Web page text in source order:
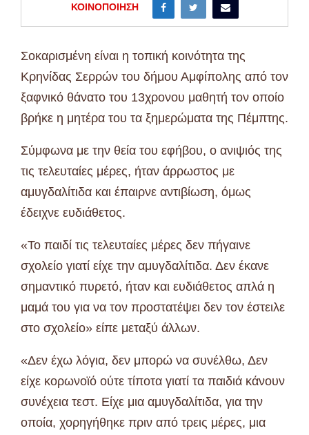
ΚΟΙΝΟΠΟΊΗΣΗ
Σοκαρισμένη είναι η τοπική κοινότητα της
Κρηνίδας Σερρών του δήμου Αμφίπολης από τον
ξαφνικό θάνατο του 13χρονου μαθητή τον οποίο
βρήκε η μητέρα του τα ξημερώματα της Πέμπτης.
Σύμφωνα με την θεία του εφήβου, ο ανιψιός της
τις τελευταίες μέρες, ήταν άρρωστος με
αμυγδαλίτιδα και έπαιρνε αντιβίωση, όμως
έδειχνε ευδιάθετος.
«Το παιδί τις τελευταίες μέρες δεν πήγαινε
σχολείο γιατί είχε την αμυγδαλίτιδα. Δεν έκανε
σημαντικό πυρετό, ήταν και ευδιάθετος απλά η
μαμά του για να τον προστατέψει δεν τον έστειλε
στο σχολείο» είπε μεταξύ άλλων.
«Δεν έχω λόγια, δεν μπορώ να συνέλθω, Δεν
είχε κορωνoϊό ούτε τίποτα γιατί τα παιδιά κάνουν
συνέχεια τεστ. Είχε μια αμυγδαλίτιδα, για την
οποία, χορηγήθηκε πριν από τρεις μέρες, μια